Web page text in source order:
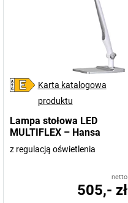
Karta katalogowa
produktu
Lampa stołowa LED
MULTIFLEX – Hansa
z regulacją oświetlenia
netto
505,- zł